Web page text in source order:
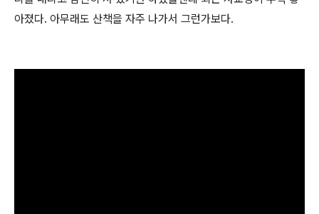
아졌다. 아무래도 산책을 자주 나가서 그런가보다.